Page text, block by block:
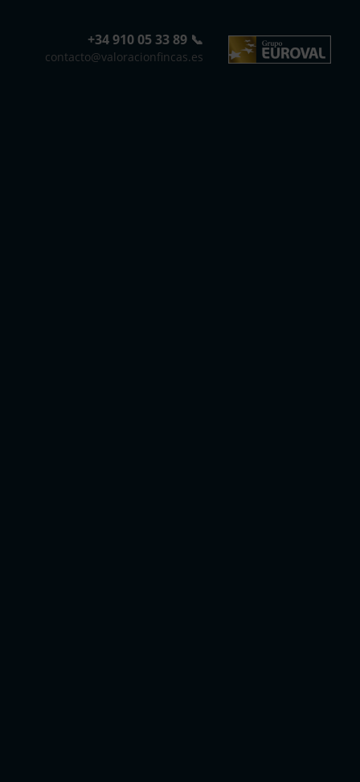
+34 910 05 33 89 📞
contacto@valoracionfincas.es